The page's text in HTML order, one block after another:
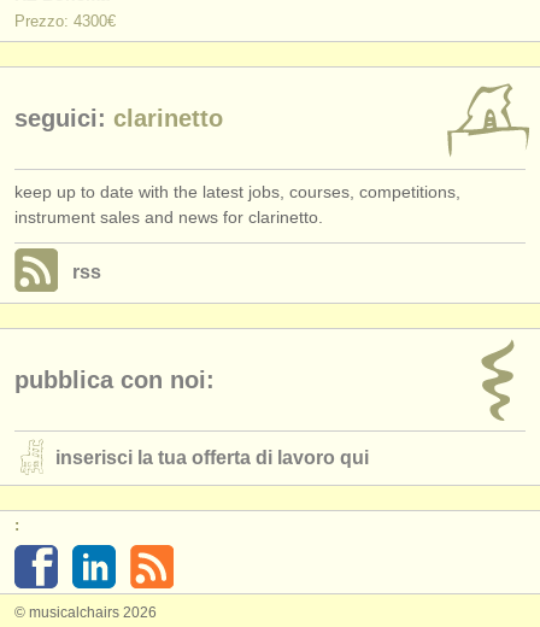
Prezzo: 4300€
seguici: clarinetto
keep up to date with the latest jobs, courses, competitions,
instrument sales and news for clarinetto.
rss
pubblica con noi:
inserisci la tua offerta di lavoro qui
:
© musicalchairs 2026